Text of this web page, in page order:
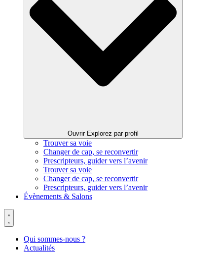
Ouvrir Explorez par profil
Trouver sa voie
Changer de cap, se reconvertir
Prescripteurs, guider vers l’avenir
Trouver sa voie
Changer de cap, se reconvertir
Prescripteurs, guider vers l’avenir
Évènements & Salons
Qui sommes-nous ?
Actualités